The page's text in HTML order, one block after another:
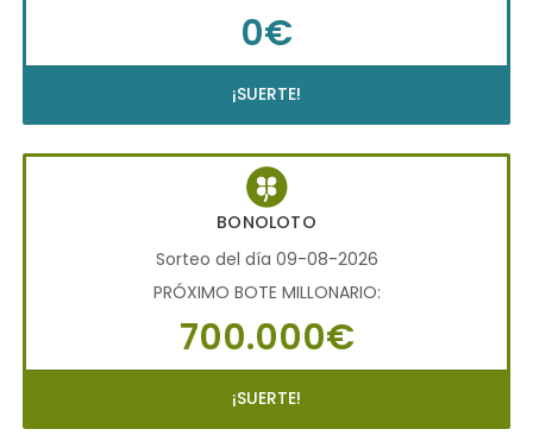
0€
¡SUERTE!
BONOLOTO
Sorteo del día 09-08-2026
PRÓXIMO BOTE MILLONARIO:
700.000€
¡SUERTE!